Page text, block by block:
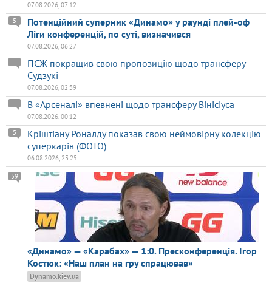
07.08.2026, 07:12
Потенційний суперник «Динамо» у раунді плей-оф
Ліги конференцій, по суті, визначився
5
07.08.2026, 06:27
ПСЖ покращив свою пропозицію щодо трансферу
Судзукі
07.08.2026, 02:39
В «Арсеналі» впевнені щодо трансферу Вінісіуса
07.08.2026, 00:12
Кріштіану Роналду показав свою неймовірну колекцію
суперкарів (ФОТО)
5
06.08.2026, 23:25
«Динамо» — «Карабах» — 1:0. Пресконференція. Ігор
Костюк: «Наш план на гру спрацював»
59
Dynamo.kiev.ua